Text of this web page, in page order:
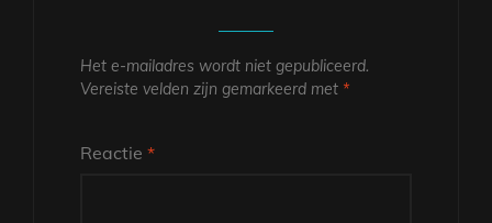
Het e-mailadres wordt niet gepubliceerd.
Vereiste velden zijn gemarkeerd met *
Reactie *